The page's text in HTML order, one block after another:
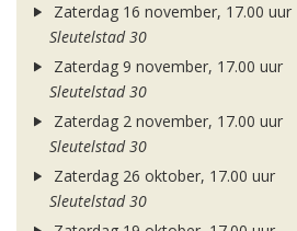
Zaterdag 16 november, 17.00 uur
Sleutelstad 30
Zaterdag 9 november, 17.00 uur
Sleutelstad 30
Zaterdag 2 november, 17.00 uur
Sleutelstad 30
Zaterdag 26 oktober, 17.00 uur
Sleutelstad 30